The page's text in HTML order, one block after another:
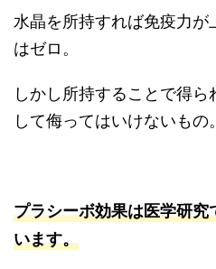
水晶を所持すれば免疫力
はゼロ。
しかし所持することで得
して侮ってはいけないもの。
プラシーボ効果は医学研
います。